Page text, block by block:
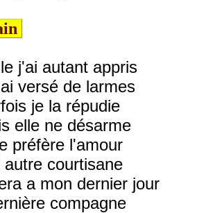
j'ai autant appris
versé de larmes
je la répudie
elle ne désarme
préfère l'amour
autre courtisane
a mon dernier jour
compagne